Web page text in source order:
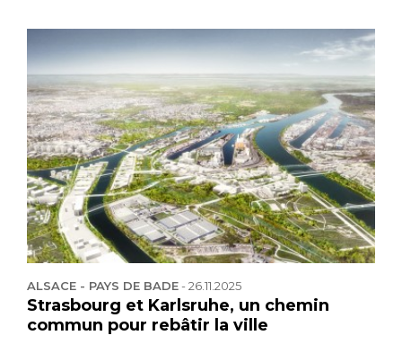
ALSACE - PAYS DE BADE-26.11.2025
Strasbourg et Karlsruhe, un chemin
commun pour rebâtir la ville